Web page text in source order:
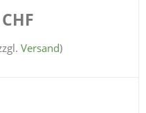
Versand)